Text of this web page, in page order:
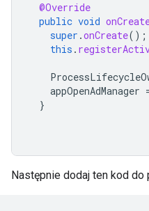
@Override
public void
super .onCreate();
this .
appOpenAdManager
}
Następnie dodaj ten kod do